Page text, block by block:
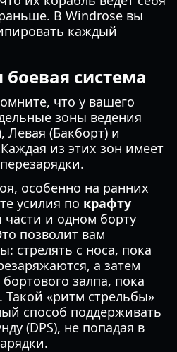
В Windrose вы
каждый
боевая система
что у вашего
зоны ведения
Левая (Бакборт) и
из этих зон имеет
особенно на ранних
усилия по крафту
части и одном борту
позволит вам
стрелять с носа, пока
а затем
залпа, пока
Такой «ритм стрельбы»
способ поддерживать
(DPS), не попадая в